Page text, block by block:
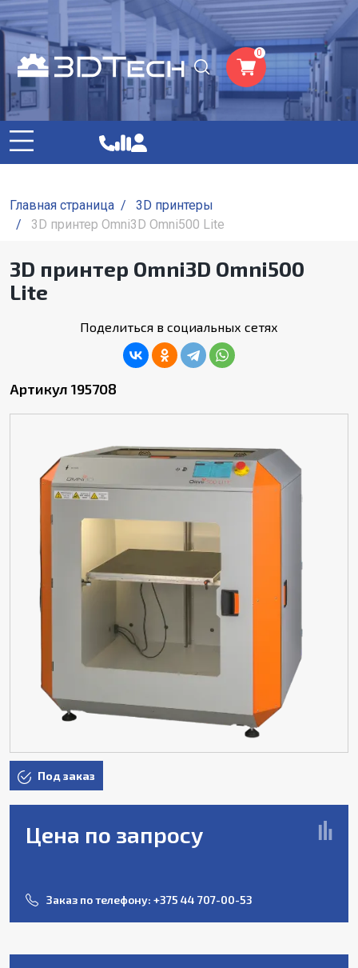
0
Главная страница /
3D принтеры
/
3D принтер Omni3D Omni500 Lite
3D принтер Omni3D Omni500
Lite
Поделиться в социальных сетях
Артикул 195708
Под заказ
Цена по запросу
Заказ по телефону: +375 44 707-00-53